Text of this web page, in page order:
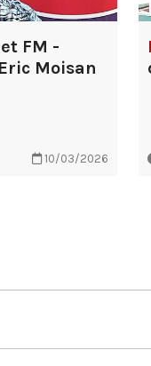
FM -
Moisan
10/03/2026